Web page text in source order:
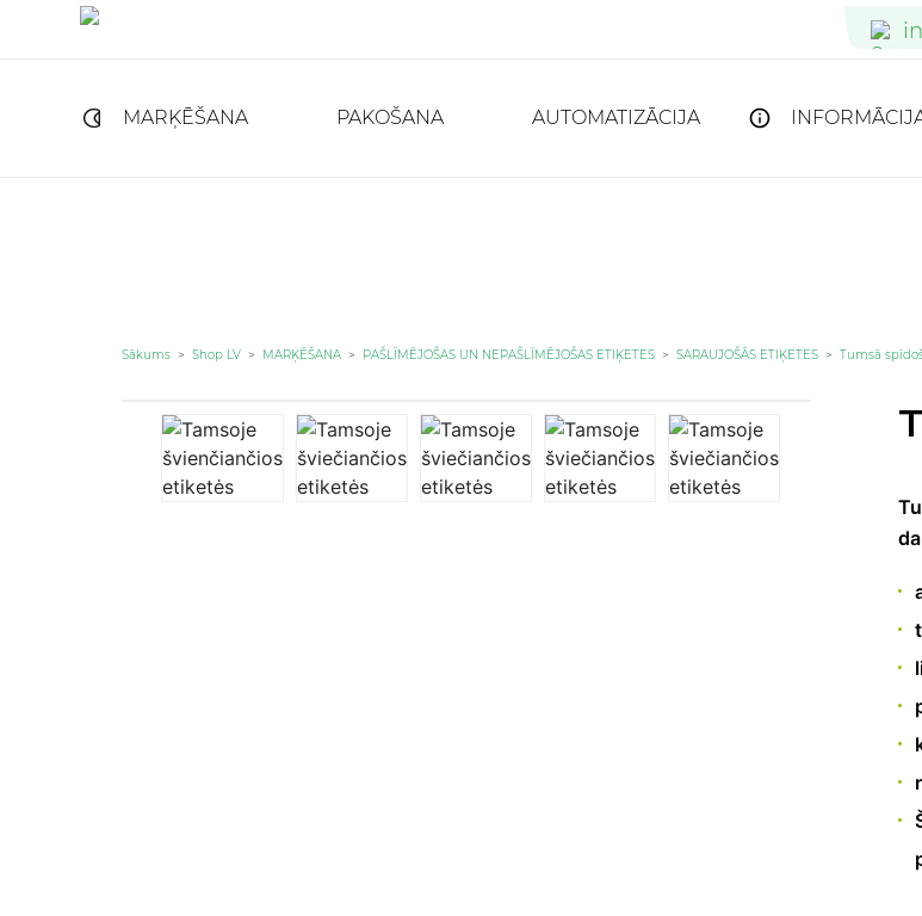
MARĶĒŠANA PAKOŠANA AUTOMATIZĀCIJA
Sākums > Shop LV > MARĶĒŠANA > PAŠLĪMĒJOŠAS UN NEPAŠLĪMĒJOŠAS ETIĶETES > SARAUJOŠĀS ETIĶETES > Tumsā